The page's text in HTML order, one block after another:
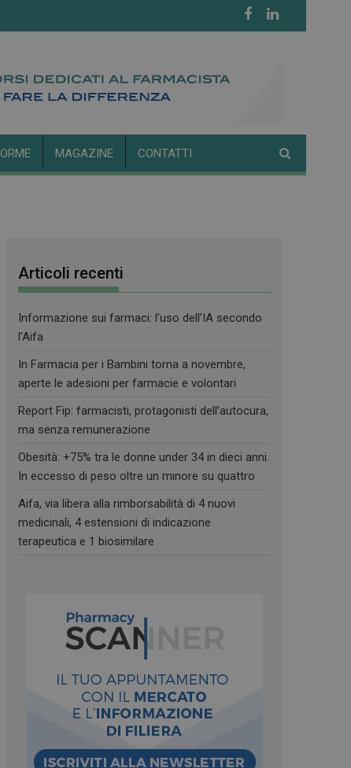
MAGAZINE CONTATTI
Articoli recenti
Informazione sui farmaci: l’uso dell’IA secondo
l’Aifa
In Farmacia per i Bambini torna a novembre,
aperte le adesioni per farmacie e volontari
Report Fip: farmacisti, protagonisti dell’autocura,
ma senza remunerazione
Obesità: +75% tra le donne under 34 in dieci anni.
In eccesso di peso oltre un minore su quattro
Aifa, via libera alla rimborsabilità di 4 nuovi
medicinali, 4 estensioni di indicazione
terapeutica e 1 biosimilare